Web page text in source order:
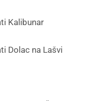
Kalibunar
Dolac na Lašvi